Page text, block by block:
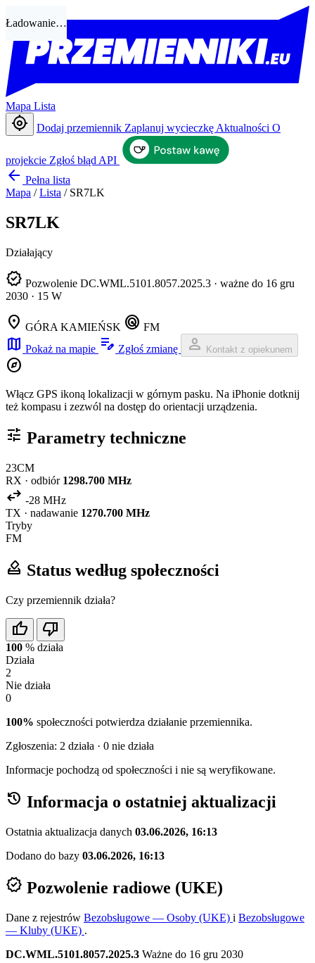
Ładowanie…
Mapa Lista
my_location Dodaj przemiennik Zaplanuj wycieczkę Aktualności O
projekcie Zgłoś błąd API
arrow_back Pełna lista
Mapa / Lista / SR7LK
SR7LK
Działający
verified Pozwolenie DC.WML.5101.8057.2025.3 · ważne do 16 gru
2030 · 15 W
location_on GÓRA KAMIEŃSK radar FM
map Pokaż na mapie edit_note Zgłoś zmianę person Kontakt z opiekunem
explore
Włącz GPS ikoną lokalizacji w górnym pasku. Na iPhonie dotknij
też kompasu i zezwól na dostęp do orientacji urządzenia.
tune Parametry techniczne
23CM
RX · odbiór 1298.700 MHz
swap_horiz -28 MHz
TX · nadawanie 1270.700 MHz
Tryby
FM
how_to_vote Status według społeczności
Czy przemiennik działa?
thumb_up thumb_down
100 % działa
Działa
2
Nie działa
0
100% społeczności potwierdza działanie przemiennika.
Zgłoszenia: 2 działa · 0 nie działa
Informacje pochodzą od społeczności i nie są weryfikowane.
history Informacja o ostatniej aktualizacji
Ostatnia aktualizacja danych 03.06.2026, 16:13
Dodano do bazy 03.06.2026, 16:13
verified Pozwolenie radiowe (UKE)
Dane z rejestrów Bezobsługowe — Osoby (UKE) i Bezobsługowe
— Kluby (UKE) .
DC.WML.5101.8057.2025.3 Ważne do 16 gru 2030